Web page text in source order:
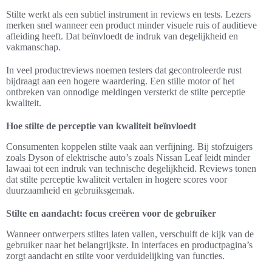
Stilte werkt als een subtiel instrument in reviews en tests. Lezers
merken snel wanneer een product minder visuele ruis of auditieve
afleiding heeft. Dat beïnvloedt de indruk van degelijkheid en
vakmanschap.
In veel productreviews noemen testers dat gecontroleerde rust
bijdraagt aan een hogere waardering. Een stille motor of het
ontbreken van onnodige meldingen versterkt de stilte perceptie
kwaliteit.
Hoe stilte de perceptie van kwaliteit beïnvloedt
Consumenten koppelen stilte vaak aan verfijning. Bij stofzuigers
zoals Dyson of elektrische auto’s zoals Nissan Leaf leidt minder
lawaai tot een indruk van technische degelijkheid. Reviews tonen
dat stilte perceptie kwaliteit vertalen in hogere scores voor
duurzaamheid en gebruiksgemak.
Stilte en aandacht: focus creëren voor de gebruiker
Wanneer ontwerpers stiltes laten vallen, verschuift de kijk van de
gebruiker naar het belangrijkste. In interfaces en productpagina’s
zorgt aandacht en stilte voor verduidelijking van functies.